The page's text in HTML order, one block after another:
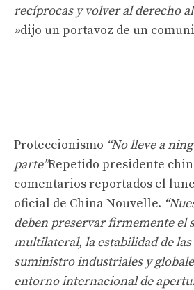
recíprocas y volver al derecho
»dijo un portavoz de un
Proteccionismo “No lleve a
parte”Repetido presidente
comentarios reportados el
oficial de China Nouvelle.
deben preservar firmemente el
multilateral, la estabilidad de las
suministro industriales y
entorno internacional de